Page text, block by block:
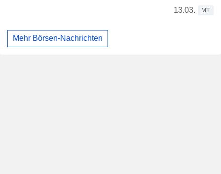
13.03.
MT
Mehr Börsen-Nachrichten